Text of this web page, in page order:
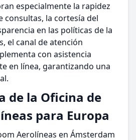
especialmente la rapidez
consultas, la cortesía del
en las políticas de la
el canal de atención
con asistencia
en línea, garantizando una
de la Oficina de
para Europa
Aerolíneas en Ámsterdam